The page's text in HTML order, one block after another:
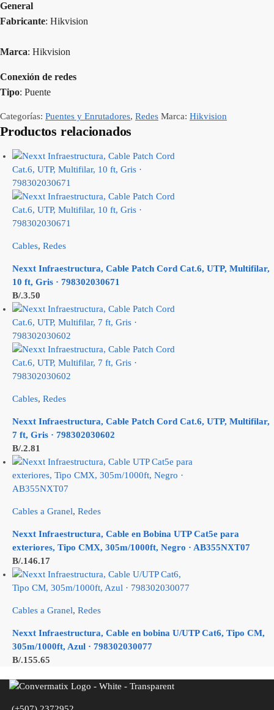
General
Fabricante: Hikvision
Marca: Hikvision
Conexión de redes
Tipo: Puente
Categorías: Puentes y Enrutadores, Redes Marca: Hikvision
Productos relacionados
Cables, Redes
Nexxt Infraestructura, Cable Patch Cord Cat.6, UTP, Multifilar,
10 ft, Gris · 798302030671
B/.3.50
Cables, Redes
Nexxt Infraestructura, Cable Patch Cord Cat.6, UTP, Multifilar,
7 ft, Gris · 798302030602
B/.2.81
Cables a Granel, Redes
Nexxt Infraestructura, Cable en Bobina UTP Cat5e para
exteriores, Tipo CMX, 305m/1000ft, Negro · AB355NXT07
B/.146.17
Cables a Granel, Redes
Nexxt Infraestructura, Cable en bobina U/UTP Cat6, Tipo CM,
305m/1000ft, Azul · 798302030077
B/.155.65